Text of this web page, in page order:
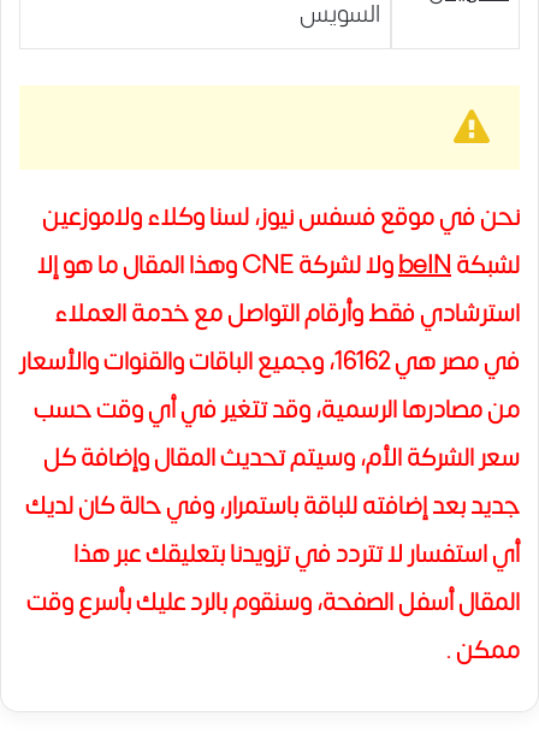
السويس
نحن في موقع فسفس نيوز، لسنا وكلاء ولاموزعين
لشبكةbeIN
ولا لشركة CNE وهذا المقال ما هو إلا
استرشادي فقط وأرقام التواصل مع خدمة العملاء
في مصر هي 16162، وجميع الباقات والقنوات والأسعار
من مصادرها الرسمية، وقد تتغير في أي وقت حسب
سعر الشركة الأم، وسيتم تحديث المقال وإضافة كل
جديد بعد إضافته للباقة باستمرار، وفي حالة كان لديك
أي استفسار لا تتردد في تزويدنا بتعليقك عبر هذا
المقال أسفل الصفحة، وسنقوم بالرد عليك بأسرع وقت
ممكن .